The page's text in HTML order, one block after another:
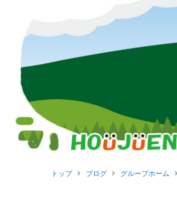
トップ ブログ グループホーム